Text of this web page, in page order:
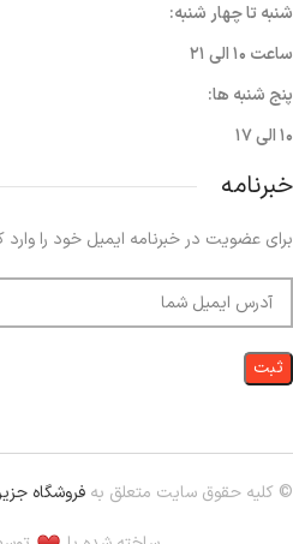
شنبه تا چهار شنبه:
ساعت ۱۰ الی ۲۱
پنج شنبه ها:
۱۰ الی ۱۷
خبرنامه
برای عضویت در خبرنامه ایمیل خود را وارد
© کلیه حقوق سایت متعلق به فروشگاه